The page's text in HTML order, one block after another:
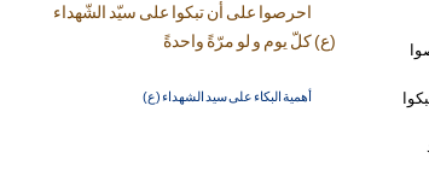
احرصوا على أن تبكوا على سيّد الشّهداء
(ع) كلّ يوم و لو مرّةً واحدةً
أهمية البكاء على سيد الشهداء (ع)